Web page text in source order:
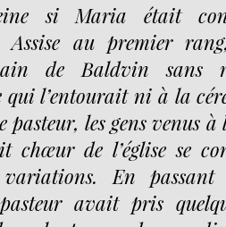
si Maria était
Assise au premier
de Baldvin sans
l’entourait ni à la
pasteur, les gens venus
chœur de l’église se
variations. En
avait pris